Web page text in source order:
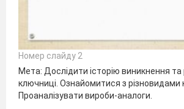
Номер слайду 2
Мета: Дослідити історію виникнення та
ключниці. Ознайомитися з різновидами
Проаналізувати вироби-аналоги.